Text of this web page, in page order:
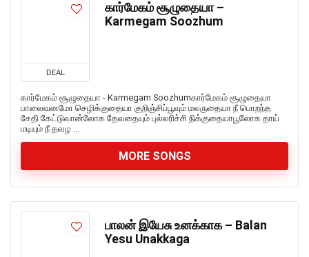
DEAL
கார்மேகம் சூழுதையா –
Karmegam Soozhum
கார்மேகம் சூழுதையா - Karmegam Soozhumகார்மேகம் சூழுதையா
பாலைவனமோ செழிக்குதையா குறிஞ்சிப்பூவும் மலருதையா நீ பொறந்த
சேதி கேட்டுவான்லோக தேவதையும் புல்லரிச்சி நிக்குதையாபூலோக தாய்
மடியும் நீ தவழ ...
MORE SONGS
பாலன் இயேசு உனக்காக – Balan
Yesu Unakkaga